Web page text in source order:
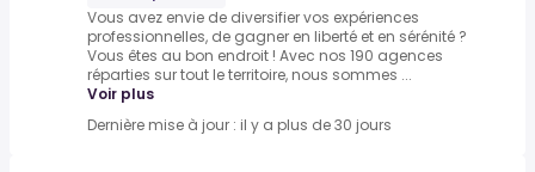
Vous avez envie de diversifier vos expériences
professionnelles, de gagner en liberté et en sérénité ?
Vous êtes au bon endroit ! Avec nos 190 agences
réparties sur tout le territoire, nous sommes ...
Voir plus
Dernière mise à jour : il y a plus de 30 jours